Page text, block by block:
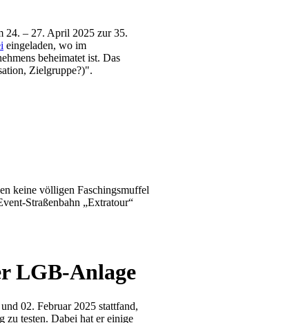
24. – 27. April 2025 zur 35.
eingeladen, wo im
beheimatet ist. Das
Zielgruppe?)".
keine völligen Faschingsmuffel
Straßenbahn „Extratour“
LGB-Anlage
02. Februar 2025 stattfand,
zu testen. Dabei hat er einige